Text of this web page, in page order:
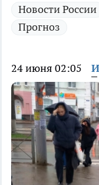
Новости России
Прогноз
24 июня 02:05